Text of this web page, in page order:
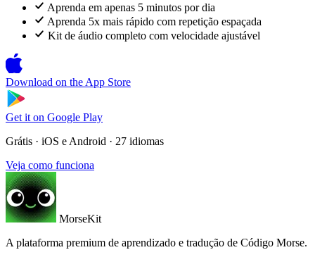
Aprenda em apenas 5 minutos por dia
Aprenda 5x mais rápido com repetição espaçada
Kit de áudio completo com velocidade ajustável
Download on the App Store
Get it on Google Play
Grátis · iOS e Android · 27 idiomas
Veja como funciona
MorseKit
A plataforma premium de aprendizado e tradução de Código Morse.